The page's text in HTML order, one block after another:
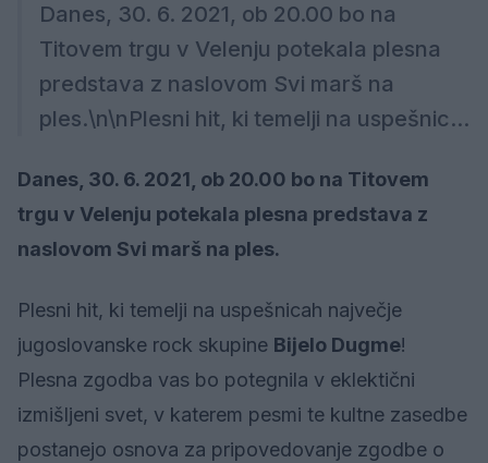
Danes, 30. 6. 2021, ob 20.00 bo na
Titovem trgu v Velenju potekala plesna
predstava z naslovom Svi marš na
ples.\n\nPlesni hit, ki temelji na uspešnic...
Danes, 30. 6. 2021, ob 20.00 bo na Titovem
trgu v Velenju potekala plesna predstava z
naslovom Svi marš na ples.
Plesni hit, ki temelji na uspešnicah največje
jugoslovanske rock skupine Bijelo Dugme!
Plesna zgodba vas bo potegnila v eklektični
izmišljeni svet, v katerem pesmi te kultne zasedbe
postanejo osnova za pripovedovanje zgodbe o